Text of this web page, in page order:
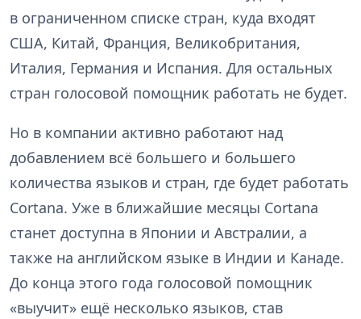
в ограниченном списке стран, куда входят
США, Китай, Франция, Великобритания,
Италия, Германия и Испания. Для остальных
стран голосовой помощник работать не будет.
Но в компании активно работают над
добавлением всё большего и большего
количества языков и стран, где будет работать
Cortana. Уже в ближайшие месяцы Cortana
станет доступна в Японии и Австралии, а
также на английском языке в Индии и Канаде.
До конца этого года голосовой помощник
«выучит» ещё несколько языков, став